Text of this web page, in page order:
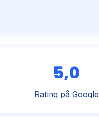
5,0
Rating på Google